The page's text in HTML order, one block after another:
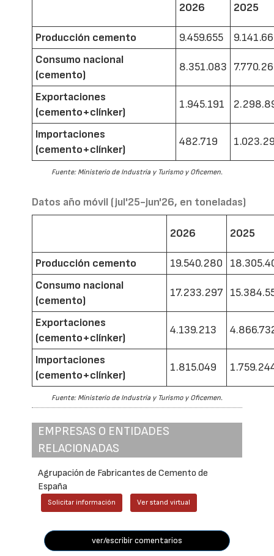
2026 2025
Producción cemento 9.459.655
Consumo nacional
(cemento)
8.351.083
Exportaciones
(cemento+clínker)
1.945.191
Importaciones
(cemento+clínker)
482.719
Fuente: Ministerio de Industria y Turismo y Oficemen.
Datos año móvil (jul'25-jun'26, en toneladas)
2026 2025
Producción cemento 19.540.280
Consumo nacional
(cemento)
17.233.297
Exportaciones
(cemento+clínker)
4.139.213
Importaciones
(cemento+clínker)
1.815.049
Fuente: Ministerio de Industria y Turismo y Oficemen.
EMPRESAS O ENTIDADES
RELACIONADAS
Agrupación de Fabricantes de Cemento de
España
Solicitar información Ver stand virtual
ver/escribir comentarios